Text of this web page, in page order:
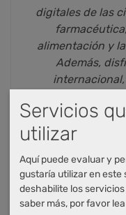
digitales de las
alimentación y
Además,
de mi Unidad de
Ver todos los
Servicios
utilizar
Aquí puede evaluar y
gustaría utilizar en este
deshabilite los
saber más, por favor